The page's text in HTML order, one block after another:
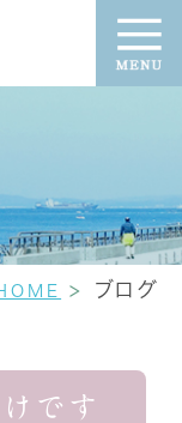
ブログ
です